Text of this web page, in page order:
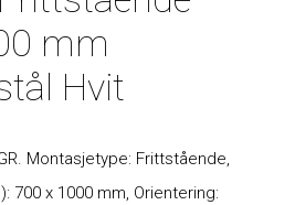
mm
Hvit
Montasjetype: Frittstående,
700 x 1000 mm, Orientering: